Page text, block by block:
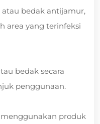
bedak antijamur,
area yang terinfeksi
bedak secara
penggunaan.
produk